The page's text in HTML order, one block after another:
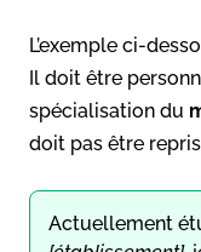
L’exemple ci-
Il doit être
spécialisation du
doit pas être
Actuellement